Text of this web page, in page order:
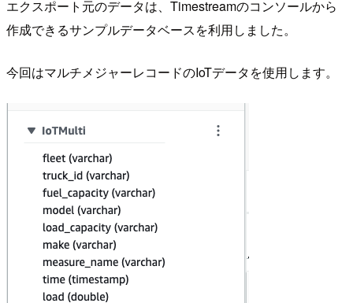
エクスポート元のデータは、Timestreamのコンソールから
作成できるサンプルデータベースを利用しました。
今回はマルチメジャーレコードのIoTデータを使用します。